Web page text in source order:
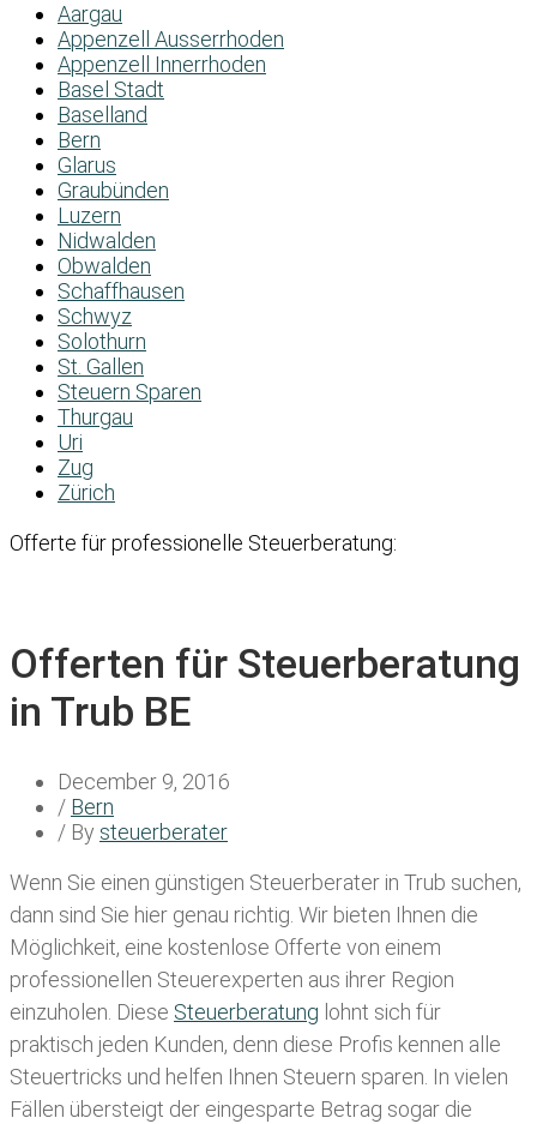
Aargau
Appenzell Ausserrhoden
Appenzell Innerrhoden
Basel Stadt
Baselland
Bern
Glarus
Graubünden
Luzern
Nidwalden
Obwalden
Schaffhausen
Schwyz
Solothurn
St. Gallen
Steuern Sparen
Thurgau
Uri
Zug
Zürich
Offerte für professionelle Steuerberatung:
Offerten für Steuerberatung
in Trub BE
December 9, 2016
/ Bern
/ By steuerberater
Wenn Sie einen günstigen Steuerberater in Trub suchen,
dann sind Sie hier genau richtig. Wir bieten Ihnen die
Möglichkeit, eine kostenlose Offerte von einem
professionellen Steuerexperten aus ihrer Region
einzuholen. Diese Steuerberatung lohnt sich für
praktisch jeden Kunden, denn diese Profis kennen alle
Steuertricks und helfen Ihnen Steuern sparen. In vielen
Fällen übersteigt der eingesparte Betrag sogar die